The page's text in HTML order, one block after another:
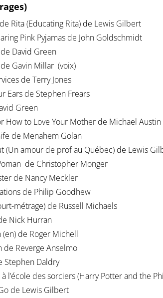
Rita (Educating Rita) de Lewis Gilbert
Pink Pyjamas de John Goldschmidt
David Green
Gavin Millar (voix)
de Terry Jones
Ears de Stephen Frears
Green
How to Love Your Mother de Michael Austin
de Menahem Golan
(Un amour de prof au Québec) de Lewis
de Christopher Monger
de Nancy Meckler
de Philip Goodhew
métrage) de Russell Michaels
Nick Hurran
(en) de Roger Michell
de Reverge Anselmo
Stephen Daldry
l’école des sorciers (Harry Potter and the
de Lewis Gilbert